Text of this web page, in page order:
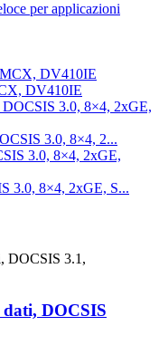
per applicazioni
DV410IE
3.0, 8×4, 2...
3.0, 8×4, 2xGE, S...
DOCSIS